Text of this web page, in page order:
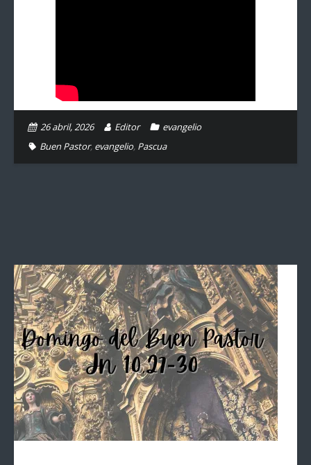
26 abril, 2026 Editor
evangelio
Buen Pastor, evangelio, Pascua